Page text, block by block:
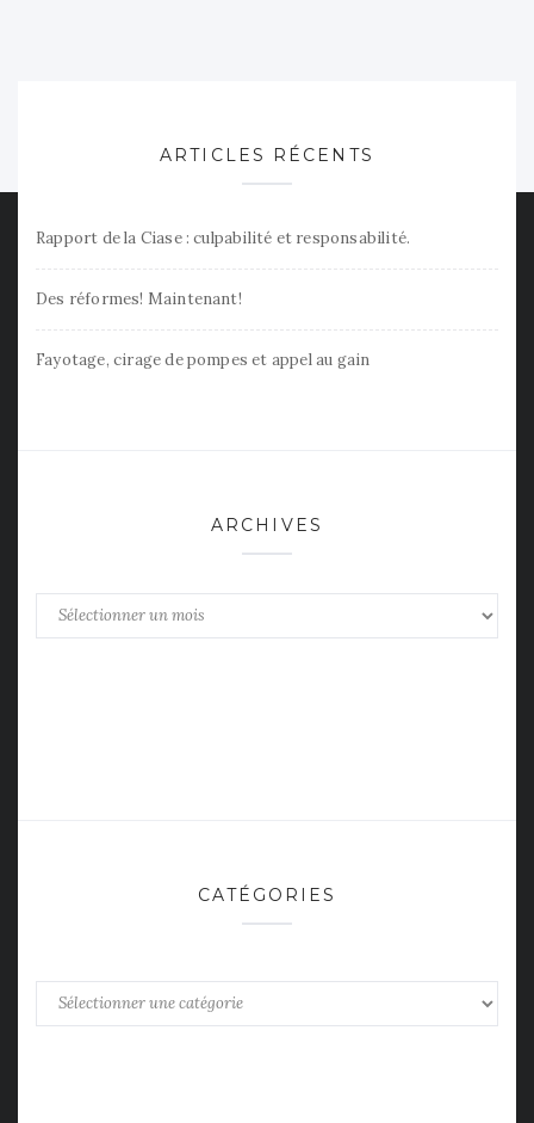
ARTICLES RÉCENTS
Rapport de la Ciase : culpabilité et responsabilité.
Des réformes! Maintenant!
Fayotage, cirage de pompes et appel au gain
ARCHIVES
Archives
CATÉGORIES
Catégories